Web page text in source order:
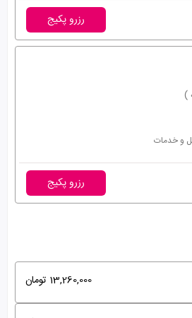
رزرو پکیج
)
و خدمات
رزرو پکیج
13,260,000 تومان